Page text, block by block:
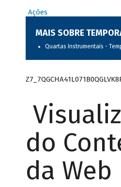
Ações
MAIS SOBRE
Quartas Instrumentais -
do
da Web